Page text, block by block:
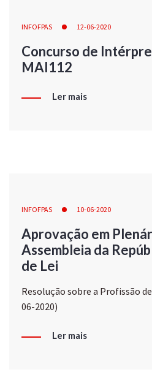
INFOFPAS 12-06-2020
Concurso de
MAI112
Ler mais
INFOFPAS 10-06-2020
Aprovação em
Assembleia da
de Lei
Resolução sobre a Profissão
06-2020)
Ler mais